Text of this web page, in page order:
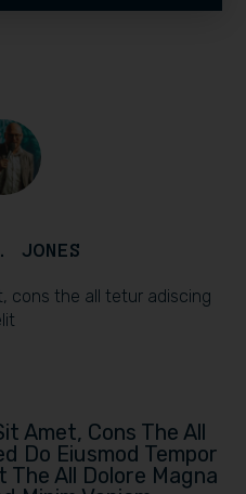
JONES
cons the all tetur adiscing
Amet, Cons The All
Do Eiusmod Tempor
All Dolore Magna